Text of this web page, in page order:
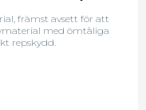
främst avsett för att
med ömtåliga
repskydd.